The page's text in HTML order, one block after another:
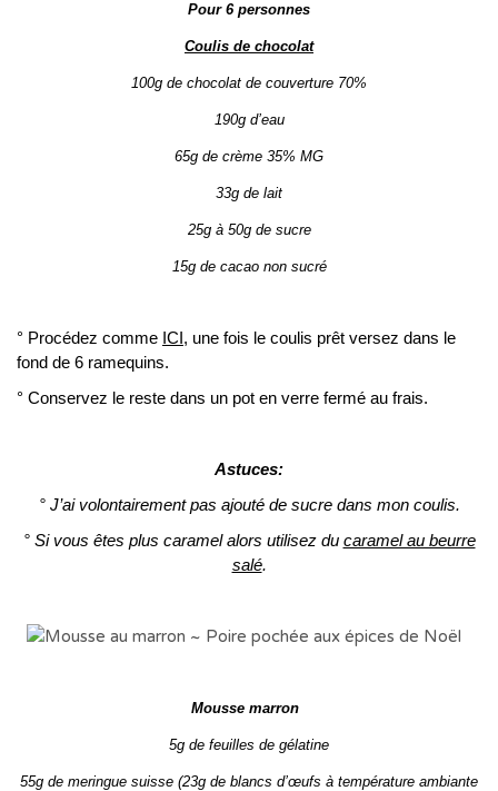
Pour 6 personnes
Coulis de chocolat
100g de chocolat de couverture 70%
190g d’eau
65g de crème 35% MG
33g de lait
25g à 50g de sucre
15g de cacao non sucré
° Procédez comme ICI, une fois le coulis prêt versez dans le
fond de 6 ramequins.
° Conservez le reste dans un pot en verre fermé au frais.
Astuces:
° J’ai volontairement pas ajouté de sucre dans mon coulis.
° Si vous êtes plus caramel alors utilisez du caramel au beurre
salé.
Mousse marron
5g de feuilles de gélatine
55g de meringue suisse (23g de blancs d’œufs à température ambiante